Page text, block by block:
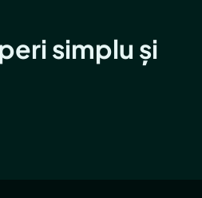
simplu și